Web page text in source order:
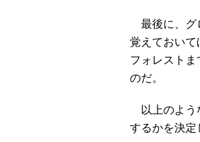
最後に、グ
覚えておいて
フォレスト
のだ。
以上のよう
するかを決定